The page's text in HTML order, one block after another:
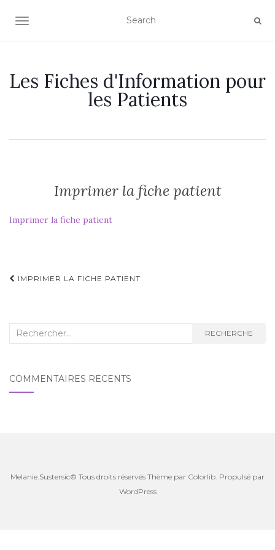
OUVRIR/FERMER LA NAVIGATION
Les Fiches d'Information pour
les Patients
Imprimer la fiche patient
Imprimer la fiche patient
Navigation
IMPRIMER LA FICHE PATIENT
Recherche
RECHERCHE
COMMENTAIRES RÉCENTS
Melanie.Sustersic© Tous droits réservés Thème par Colorlib. Propulsé par
WordPress